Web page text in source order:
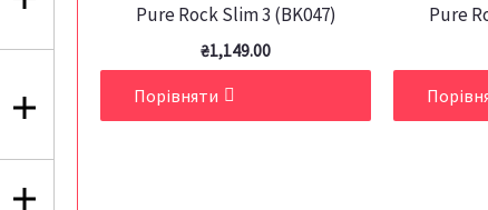
Pure Rock Slim 3 (BK047)
₴1,149.00
Порівняти
Pure